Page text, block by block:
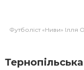
Футболіст «Ниви» Ілля